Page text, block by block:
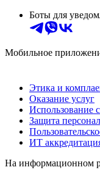
Боты для
Мобильное
Этика и
Оказание услуг
Использование
Защита
ИТ
На информационном